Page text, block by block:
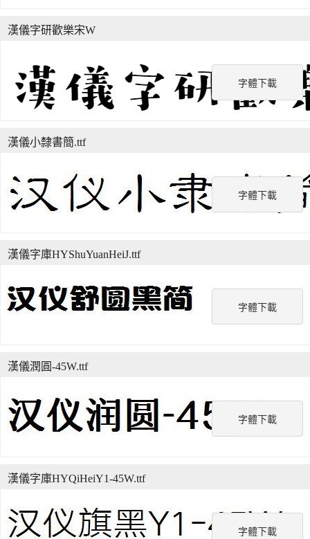
字體下載
漢儀字研歡樂宋W
字體下載
漢儀小隸書簡.ttf
字體下載
漢儀字庫HYShuYuanHeiJ.ttf
字體下載
漢儀潤圓-45W.ttf
字體下載
漢儀字庫HYQiHeiY1-45W.ttf